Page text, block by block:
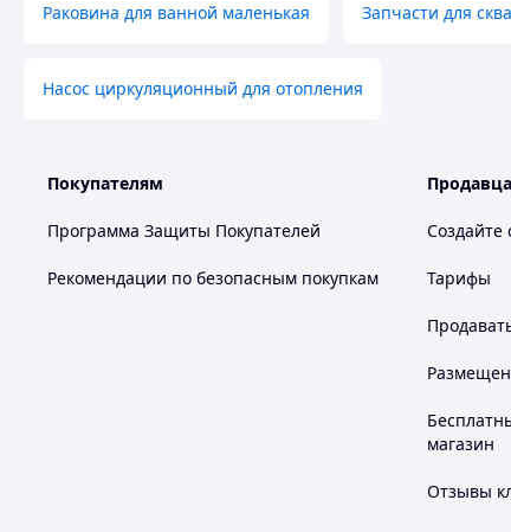
Раковина для ванной маленькая Запчасти для
Насос циркуляционный для отопления
Покупателям
Программа Защиты Покупателей
Рекомендации по безопасным покупкам
Создайте
Тарифы
магазин
Отзывы